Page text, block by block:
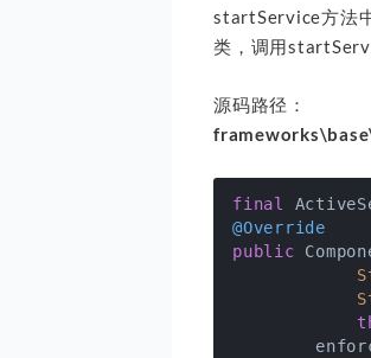
startService方法
类，调用
源码路径：
final
@Override
public